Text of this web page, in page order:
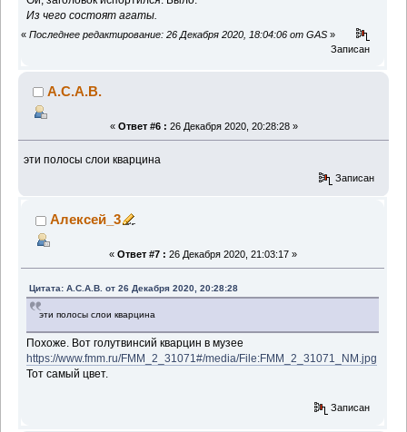
Из чего состоят агаты.
« Последнее редактирование: 26 Декабря 2020, 18:04:06 от GAS »
Записан
А.С.А.В.
« Ответ #6 : 26 Декабря 2020, 20:28:28 »
эти полосы слои кварцина
Записан
Алексей_3
« Ответ #7 : 26 Декабря 2020, 21:03:17 »
Цитата: А.С.А.В. от 26 Декабря 2020, 20:28:28
эти полосы слои кварцина
Похоже. Вот голутвинсий кварцин в музее
https://www.fmm.ru/FMM_2_31071#/media/File:FMM_2_31071_NM.jpg
Тот самый цвет.
Записан